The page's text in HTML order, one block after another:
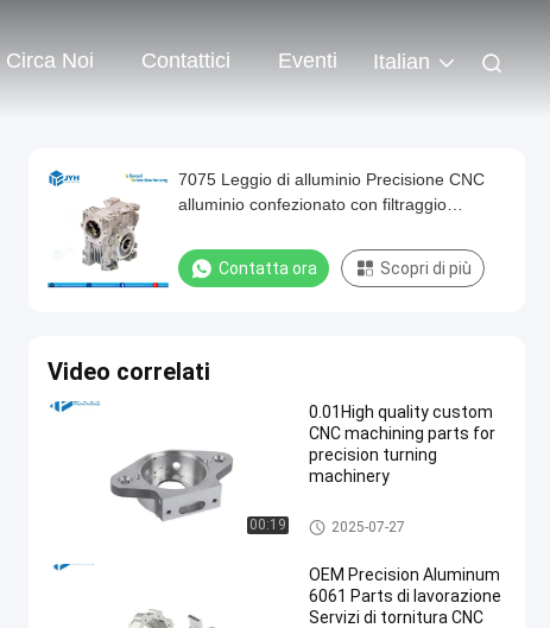
Circa Noi Contattici Eventi Italian
7075 Leggio di alluminio Precisione CNC
alluminio confezionato con filtraggio
per l'industria
Contatta ora Scopri di più
Video correlati
00:19
0.01High quality custom
CNC machining parts for
precision turning
machinery
lavorare di precisione di CNC
2025-07-27
OEM Precision Aluminum
6061 Parts di lavorazione
Servizi di tornitura CNC